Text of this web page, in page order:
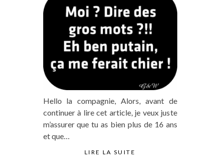
Hello la compagnie, Alors, avant de
continuer à lire cet article, je veux juste
m’assurer que tu as bien plus de 16 ans
et que…
LIRE LA SUITE